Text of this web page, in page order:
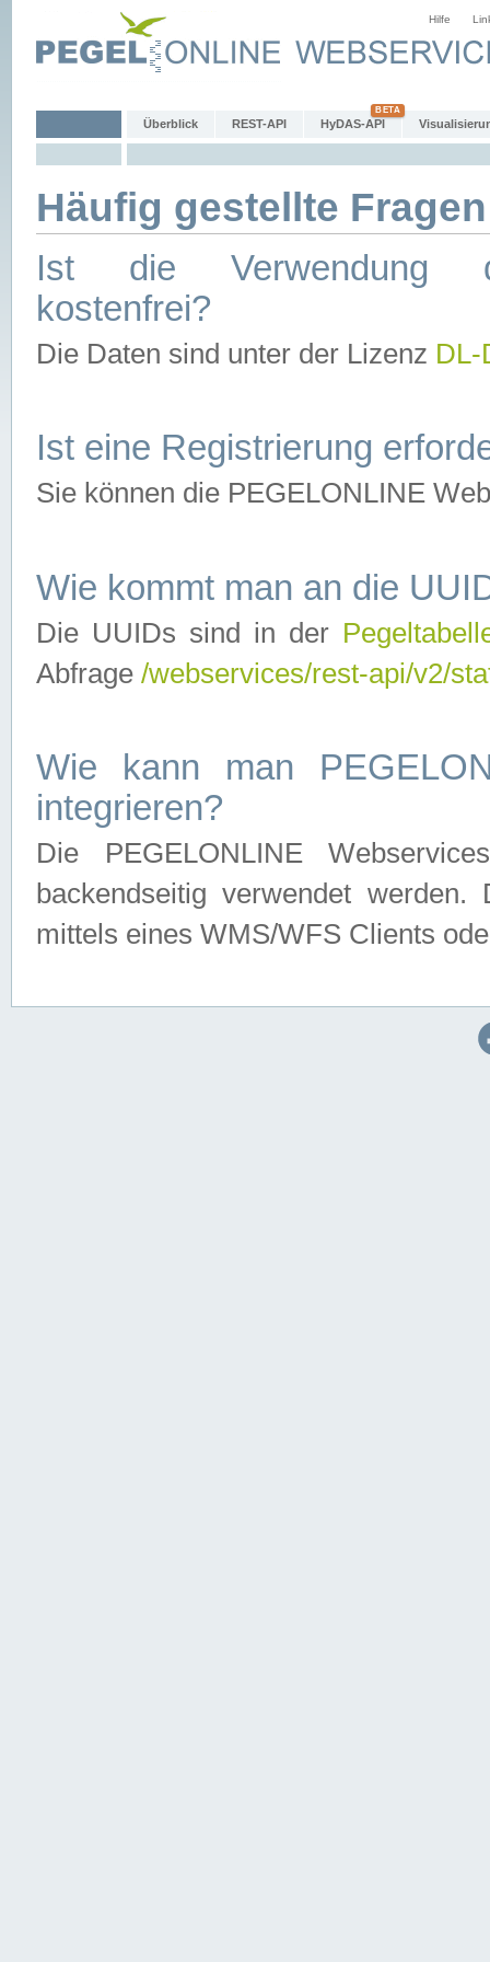
Hilfe
Überblick REST-API HyDAS-API
Häufig gestellte
Ist die Verwendung
kostenfrei?
Die Daten sind unter der Lizenz
Ist eine Registrierung
Sie können die PEGELONLINE
Wie kommt man an die
Die UUIDs sind in der
Abfrage /webservices/rest-api/v2/
Wie kann man
integrieren?
Die PEGELONLINE
backendseitig verwendet
mittels eines WMS/WFS Clients